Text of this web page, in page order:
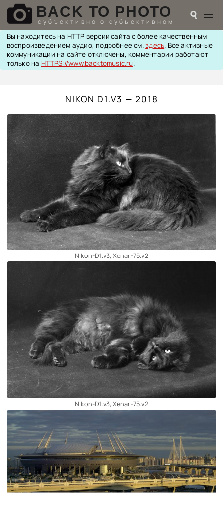
BACK TO PHOTO
cубъективно о субъективном ☌
☌
ДЕМО
BACK TO MUSIC
Вы находитесь на HTTP версии сайта с более качественным
воспроизведением аудио, подробнее см.здесь. Все активные
коммуникации на сайте отключены, комментарии работают
только на HTTPS://www.backtomusic.ru.
NIKON D1.V3 — 2018
Nikon-D1.v3, Xenar-75.v2
Nikon-D1.v3, Xenar-75.v2